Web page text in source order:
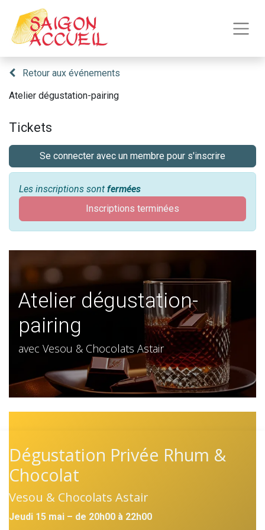
Retour aux événements
Atelier dégustation-pairing
Tickets
Se connecter avec un membre pour s'inscrire
Les inscriptions sont fermées
Inscriptions terminées
Atelier dégustation-
pairing
avec Vesou & Chocolats Astair
Dégustation Privée Rhum &
Chocolat
Vesou & Chocolats Astair
Jeudi 15 mai – de 20h00 à 22h00